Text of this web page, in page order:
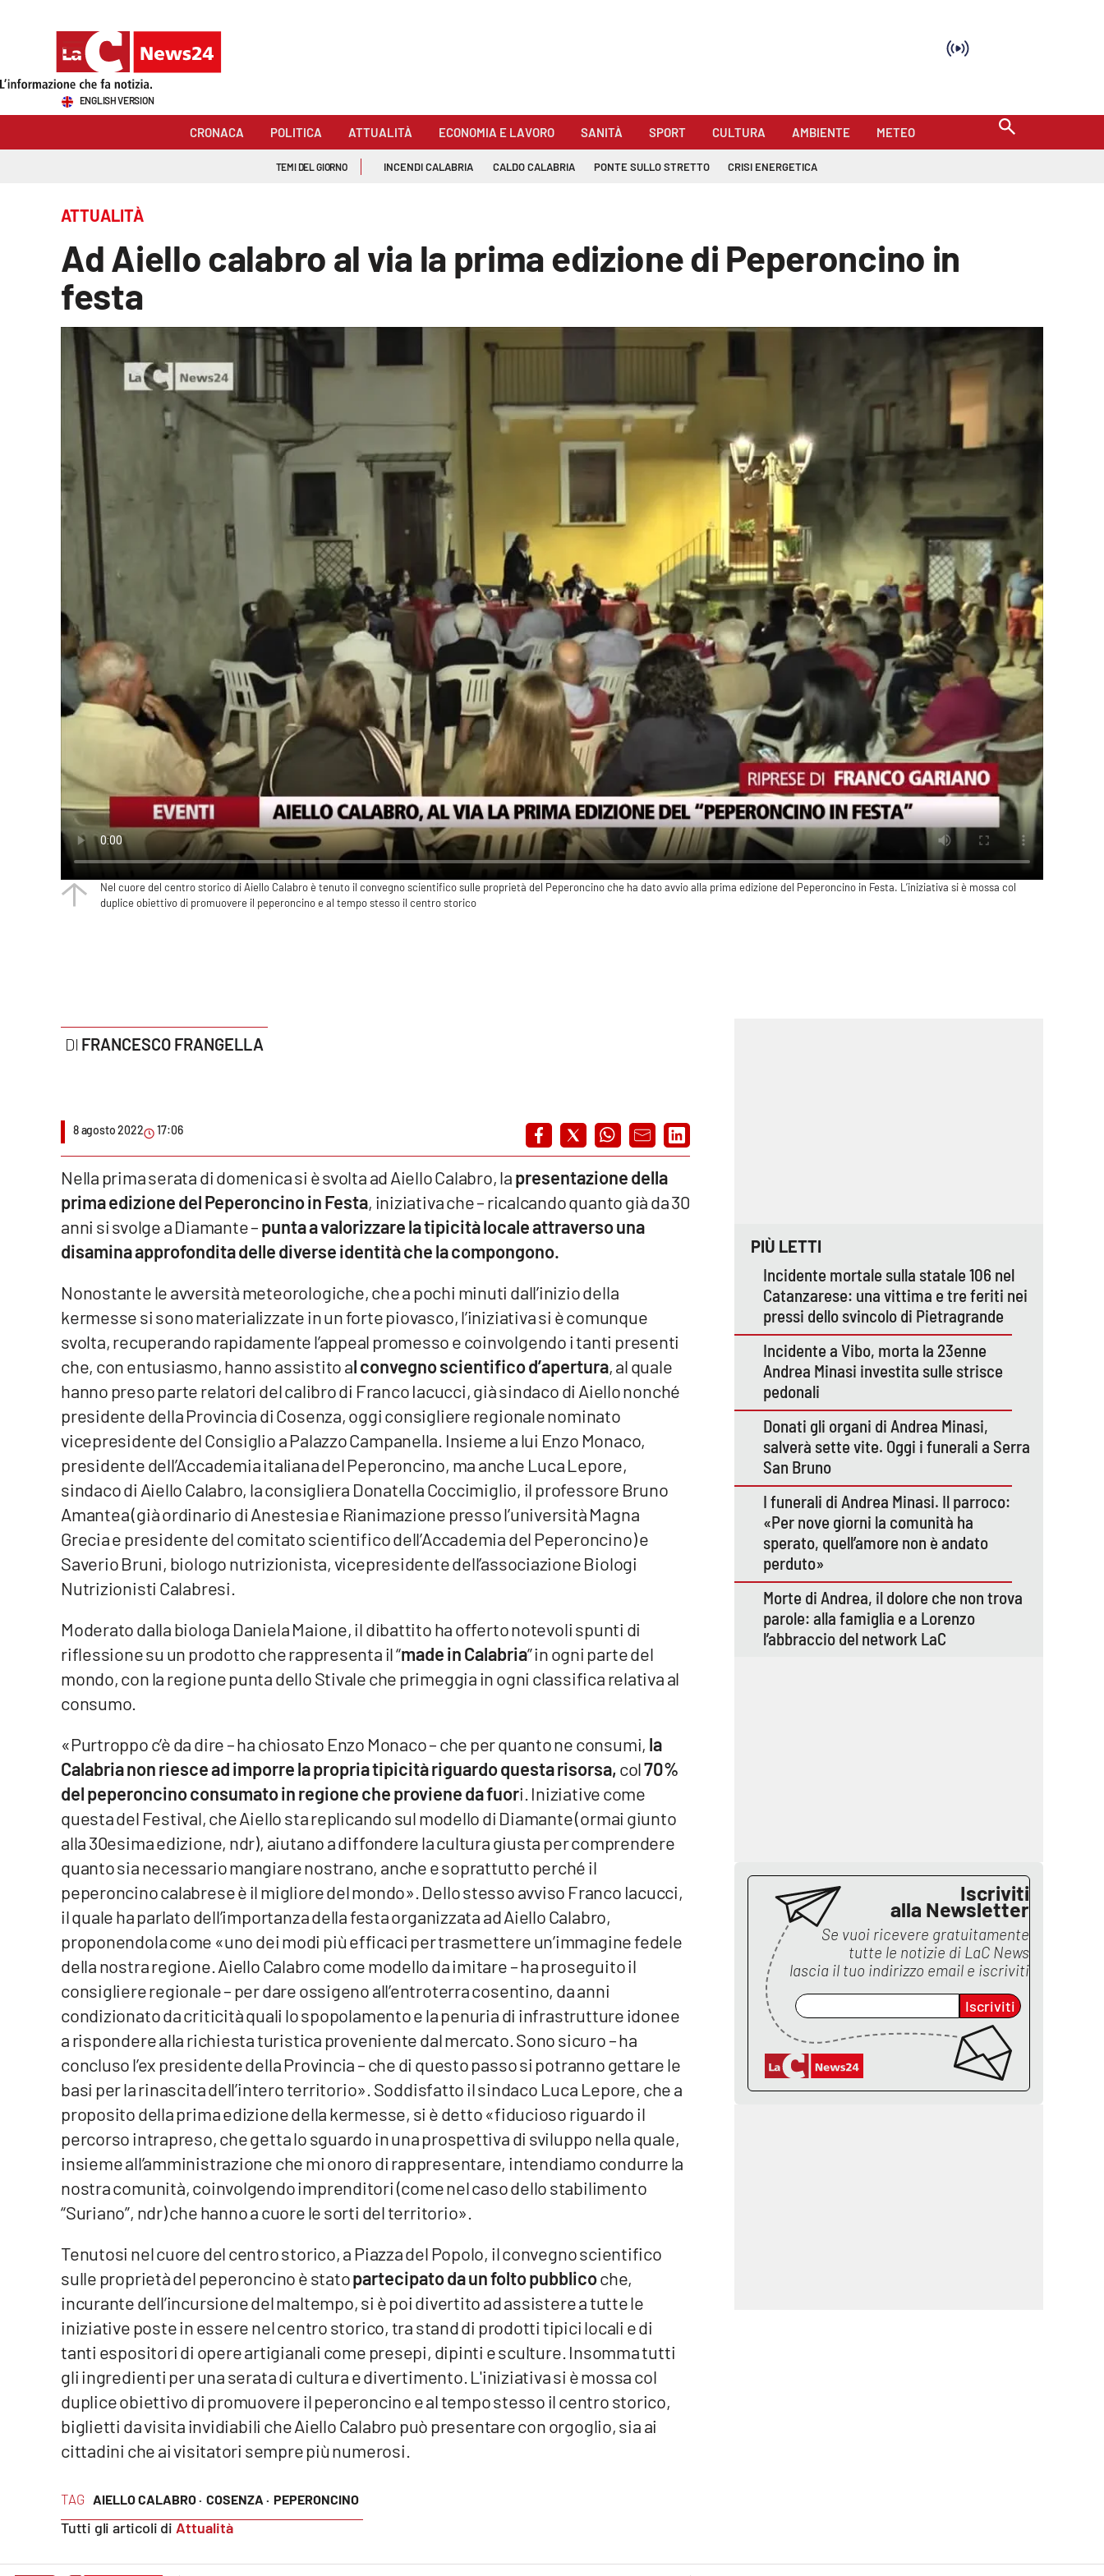
Sezioni
Economia e lavoro
Italia Mondo
Economia e Lavoro
Imprese Di Calabria
Venti di comunicazione
Streaming
LaC Network
Vibo Valentia
Lamezia Terme
Buona Sanità Calabria
Calabriavisione
Destinazioni
Lacapitalenews.it
Cosenzachannel.it
Ilvibonese.it
Catanzarochannel.it
Vai
ENGLISH VERSION
CRONACA POLITICA ATTUALITÀ ECONOMIA E LAVORO SANITÀ SPORT CULTURA AMBIENTE METEO
TEMI DEL GIORNO INCENDI CALABRIA CALDO CALABRIA PONTE SULLO STRETTO CRISI ENERGETICA
ATTUALITÀ
Ad Aiello calabro al via la prima edizione di Peperoncino in
festa
Nel cuore del centro storico di Aiello Calabro è tenuto il convegno scientifico sulle proprietà del Peperoncino che ha dato avvio alla prima edizione del Peperoncino in Festa. L’iniziativa si è mossa col
duplice obiettivo di promuovere il peperoncino e al tempo stesso il centro storico
FRANCESCO FRANGELLA
8 agosto 2022 17:06
TAG AIELLO CALABRO · COSENZA · PEPERONCINO
Tutti gli articoli di Attualità
Nella prima serata di domenica si è svolta ad Aiello Calabro, lapresentazione della
prima edizione del Peperoncino in Festa, iniziativa che – ricalcando quanto già da 30
anni si svolge a Diamante –punta a valorizzare la tipicità locale attraverso una
disamina approfondita delle diverse identità che la compongono.
Nonostante le avversità meteorologiche, che a pochi minuti dall’inizio della
kermesse si sono materializzate in un forte piovasco, l’iniziativa si è comunque
svolta, recuperando rapidamente l’appeal promesso e coinvolgendo i tanti presenti
che, con entusiasmo, hanno assistito al convegno scientifico d’apertura, al quale
hanno preso parte relatori del calibro di Franco Iacucci, già sindaco di Aiello nonché
presidente della Provincia di Cosenza, oggi consigliere regionale nominato
vicepresidente del Consiglio a Palazzo Campanella. Insieme a lui Enzo Monaco,
presidente dell’Accademia italiana del Peperoncino, ma anche Luca Lepore,
sindaco di Aiello Calabro, la consigliera Donatella Coccimiglio, il professore Bruno
Amantea (già ordinario di Anestesia e Rianimazione presso l’università Magna
Grecia e presidente del comitato scientifico dell’Accademia del Peperoncino) e
Saverio Bruni, biologo nutrizionista, vicepresidente dell’associazione Biologi
Nutrizionisti Calabresi.
Moderato dalla biologa Daniela Maione, il dibattito ha offerto notevoli spunti di
riflessione su un prodotto che rappresenta il “made in Calabria” in ogni parte del
mondo, con la regione punta dello Stivale che primeggia in ogni classifica relativa al
consumo.
«Purtroppo c’è da dire – ha chiosato Enzo Monaco – che per quanto ne consumi, la
Calabria non riesce ad imporre la propria tipicità riguardo questa risorsa,col70%
del peperoncino consumato in regione che proviene da fuori. Iniziative come
questa del Festival, che Aiello sta replicando sul modello di Diamante (ormai giunto
alla 30esima edizione, ndr), aiutano a diffondere la cultura giusta per comprendere
quanto sia necessario mangiare nostrano, anche e soprattutto perché il
peperoncino calabrese è il migliore del mondo». Dello stesso avviso Franco Iacucci,
il quale ha parlato dell’importanza della festa organizzata ad Aiello Calabro,
proponendola come «uno dei modi più efficaci per trasmettere un’immagine fedele
della nostra regione. Aiello Calabro come modello da imitare – ha proseguito il
consigliere regionale – per dare ossigeno all’entroterra cosentino, da anni
condizionato da criticità quali lo spopolamento e la penuria di infrastrutture idonee
a rispondere alla richiesta turistica proveniente dal mercato. Sono sicuro – ha
concluso l’ex presidente della Provincia – che di questo passo si potranno gettare le
basi per la rinascita dell’intero territorio». Soddisfatto il sindaco Luca Lepore, che a
proposito della prima edizione della kermesse, si è detto «fiducioso riguardo il
percorso intrapreso, che getta lo sguardo in una prospettiva di sviluppo nella quale,
insieme all’amministrazione che mi onoro di rappresentare, intendiamo condurre la
nostra comunità, coinvolgendo imprenditori (come nel caso dello stabilimento
“Suriano”, ndr) che hanno a cuore le sorti del territorio».
Tenutosi nel cuore del centro storico, a Piazza del Popolo, il convegno scientifico
sulle proprietà del peperoncino è statopartecipato da un folto pubblicoche,
incurante dell’incursione del maltempo, si è poi divertito ad assistere a tutte le
iniziative poste in essere nel centro storico, tra stand di prodotti tipici locali e di
tanti espositori di opere artigianali come presepi, dipinti e sculture. Insomma tutti
gli ingredienti per una serata di cultura e divertimento. L'iniziativa si è mossa col
duplice obiettivo di promuovere il peperoncino e al tempo stesso il centro storico,
biglietti da visita invidiabili che Aiello Calabro può presentare con orgoglio, sia ai
cittadini che ai visitatori sempre più numerosi.
PIÙ LETTI
Incidente mortale sulla statale 106 nel
Catanzarese: una vittima e tre feriti nei
pressi dello svincolo di Pietragrande
Incidente a Vibo, morta la 23enne
Andrea Minasi investita sulle strisce
pedonali
Donati gli organi di Andrea Minasi,
salverà sette vite. Oggi i funerali a Serra
San Bruno
I funerali di Andrea Minasi. Il parroco:
«Per nove giorni la comunità ha
sperato, quell’amore non è andato
perduto»
Morte di Andrea, il dolore che non trova
parole: alla famiglia e a Lorenzo
l’abbraccio del network LaC
Iscriviti
alla Newsletter
Se vuoi ricevere gratuitamente
tutte le notizie di LaC News
lascia il tuo indirizzo email e iscriviti
Iscriviti